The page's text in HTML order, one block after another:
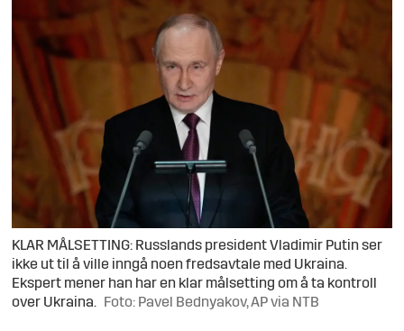
KLAR MÅLSETTING: Russlands president Vladimir Putin ser
ikke ut til å ville inngå noen fredsavtale med Ukraina.
Ekspert mener han har en klar målsetting om å ta kontroll
over Ukraina.
Foto: Pavel Bednyakov, AP via NTB